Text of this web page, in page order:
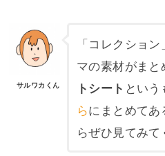
サルワカくん
「コレクショ
マの素材がまと
トシート という
らにまとめてあ
らぜひ見てみて